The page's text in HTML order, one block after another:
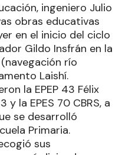
ingeniero Julio
obras educativas
en el inicio del ciclo
Gildo Insfrán en la
río
Laishí.
la EPEP 43 Félix
la EPES 70 CBRS, a
se desarrolló
Primaria.
sus